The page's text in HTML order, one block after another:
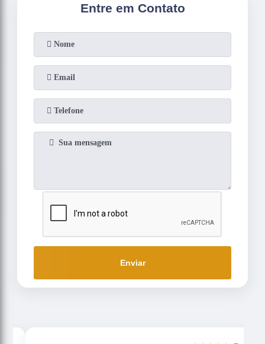
Entre em Contato
Enviar